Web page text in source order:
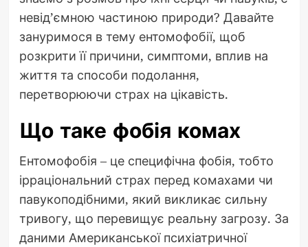
невід’ємною частиною природи? Давайте
зануримося в тему ентомофобії, щоб
розкрити її причини, симптоми, вплив на
життя та способи подолання,
перетворюючи страх на цікавість.
Що таке фобія комах
Ентомофобія – це специфічна фобія, тобто
ірраціональний страх перед комахами чи
павукоподібними, який викликає сильну
тривогу, що перевищує реальну загрозу. За
даними Американської психіатричної